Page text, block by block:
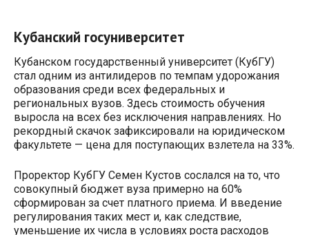
Кубанский госуниверситет
Кубанском государственный университет (КубГУ)
стал одним из антилидеров по темпам удорожания
образования среди всех федеральных и
региональных вузов. Здесь стоимость обучения
выросла на всех без исключения направлениях. Но
рекордный скачок зафиксировали на юридическом
факультете — цена для поступающих взлетела на 33%.
Проректор КубГУ Семен Кустов сослался на то, что
совокупный бюджет вуза примерно на 60%
сформирован за счет платного приема. И введение
регулирования таких мест и, как следствие,
уменьшение их числа в условиях роста расходов